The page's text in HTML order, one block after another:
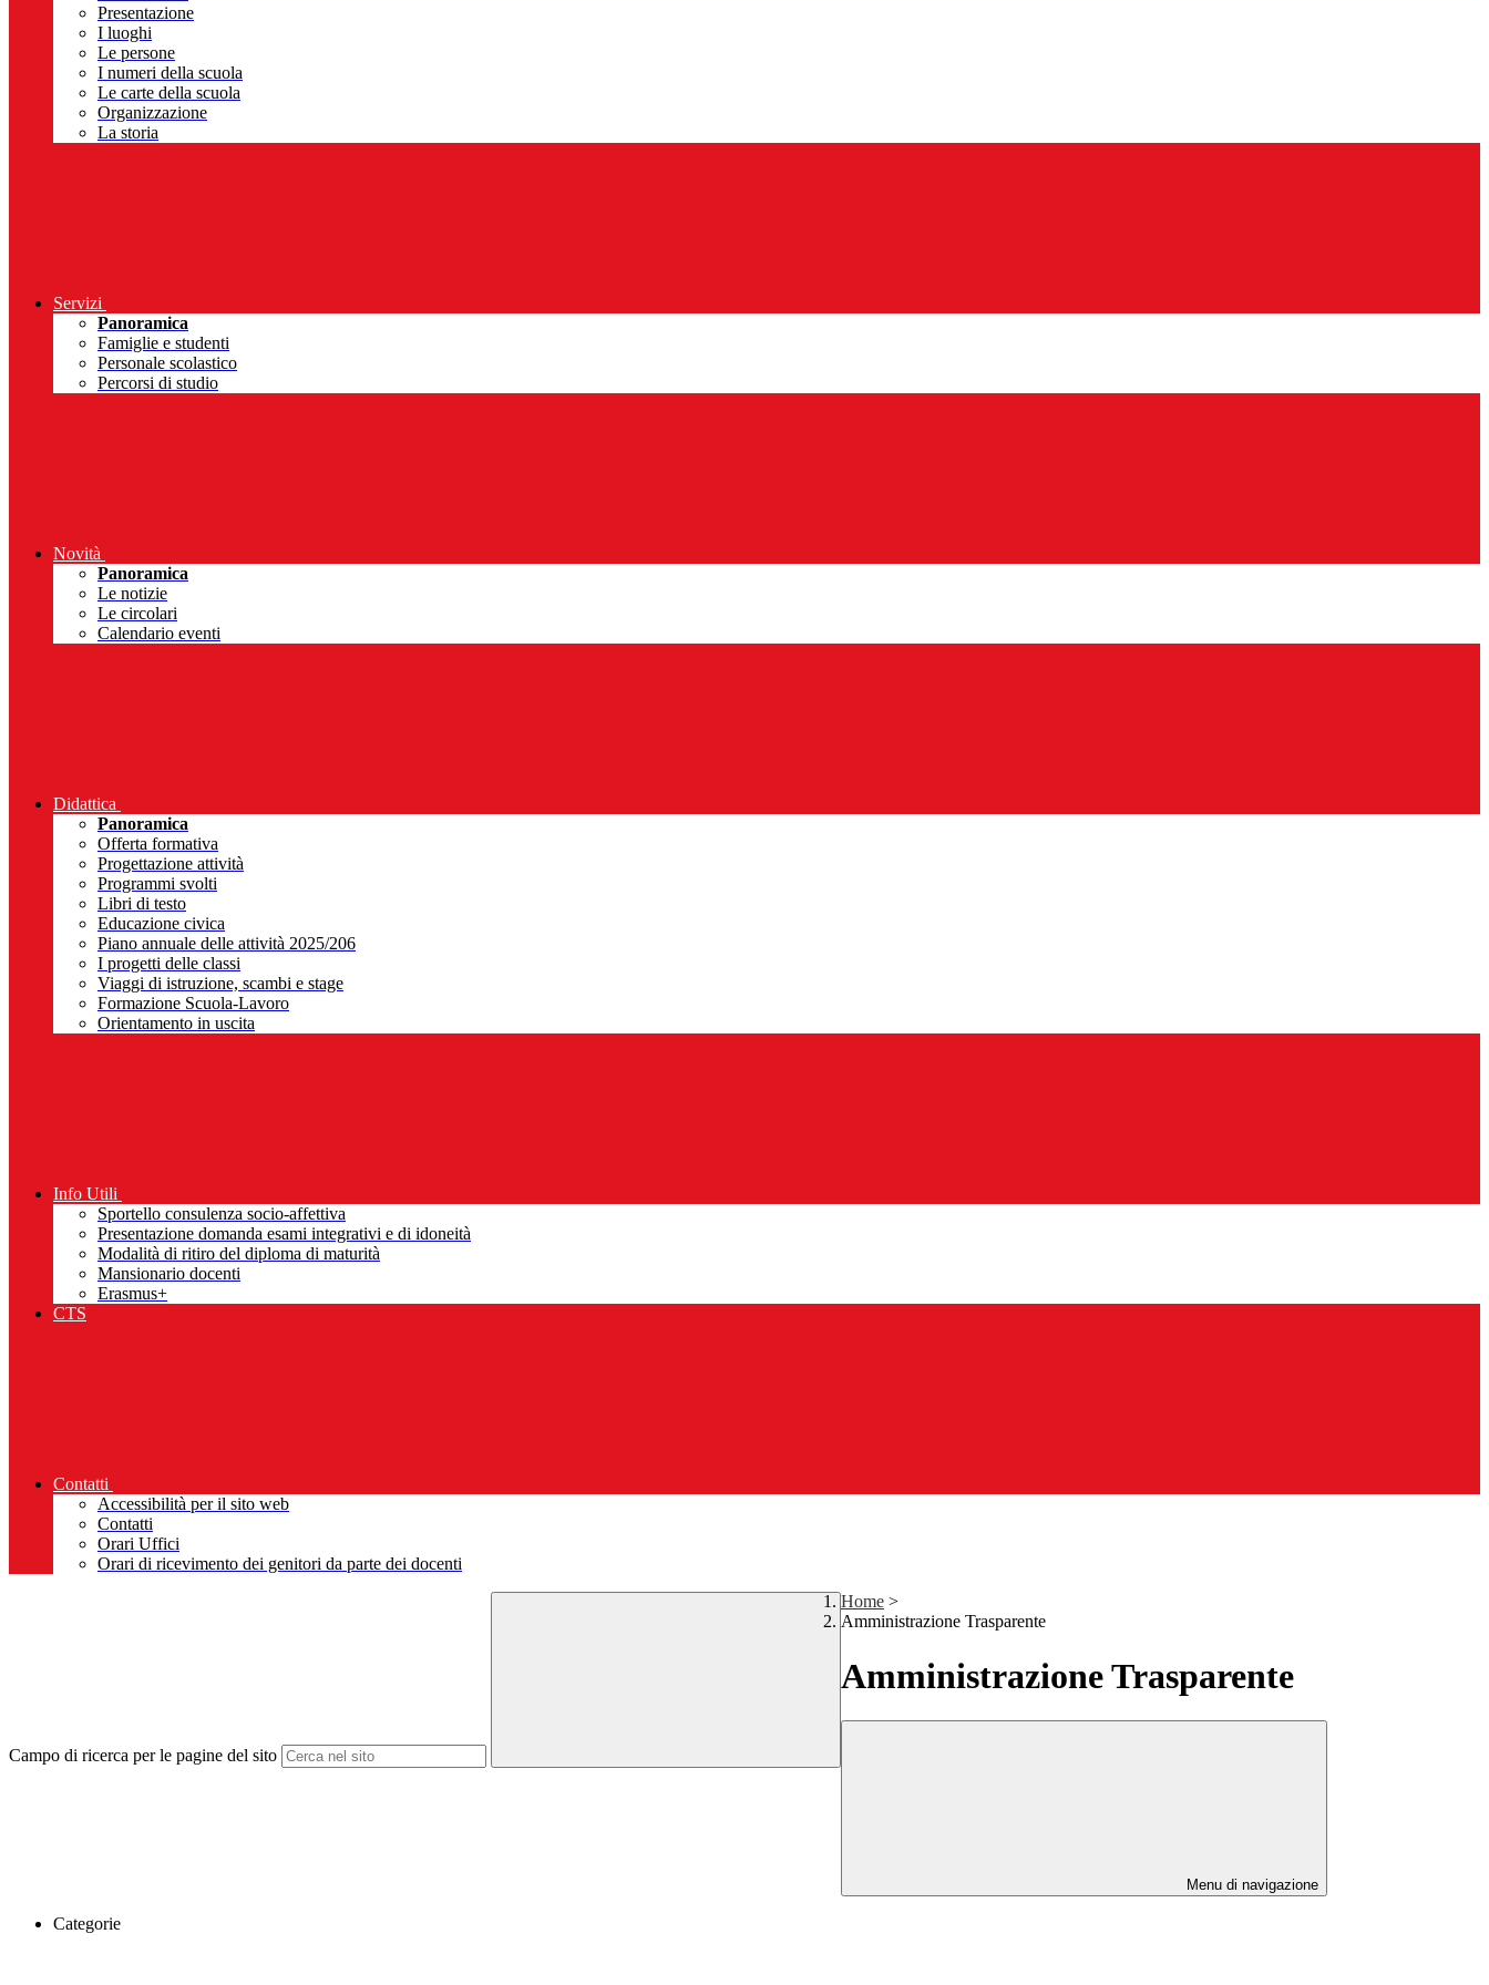
Presentazione
I luoghi
Le persone
I numeri della scuola
Le carte della scuola
Organizzazione
La storia
Servizi
Panoramica
Famiglie e studenti
Personale scolastico
Percorsi di studio
Novità
Panoramica
Le notizie
Le circolari
Calendario eventi
Didattica
Panoramica
Offerta formativa
Progettazione attività
Programmi svolti
Libri di testo
Educazione civica
Piano annuale delle attività 2025/206
I progetti delle classi
Viaggi di istruzione, scambi e stage
Formazione Scuola-Lavoro
Orientamento in uscita
Info Utili
Sportello consulenza socio-affettiva
Presentazione domanda esami integrativi e di idoneità
Modalità di ritiro del diploma di maturità
Mansionario docenti
Erasmus+
CTS
Contatti
Accessibilità per il sito web
Contatti
Orari Uffici
Orari di ricevimento dei genitori da parte dei docenti
Campo di ricerca per le pagine del sito
Home >
Amministrazione Trasparente
Amministrazione Trasparente
Menu di navigazione
Categorie